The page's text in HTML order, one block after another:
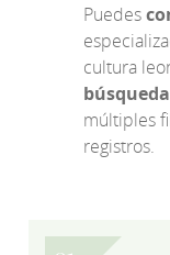
Puedes
cultura
múltiples
registros.